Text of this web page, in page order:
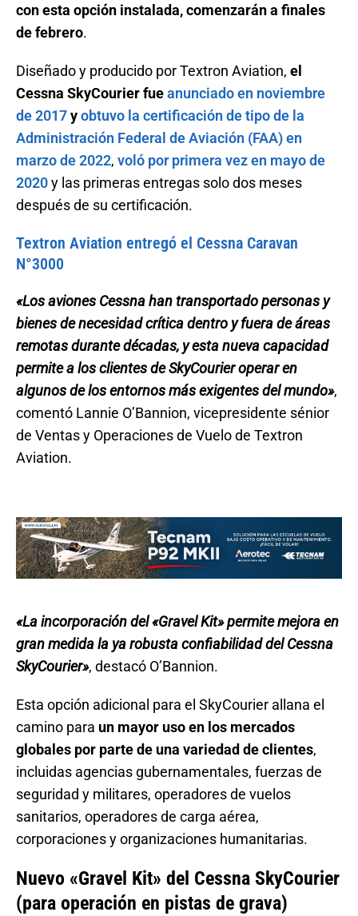
con esta opción instalada, comenzarán a finales
de febrero.
Diseñado y producido por Textron Aviation, el
Cessna SkyCourier fueanunciado en noviembre
de 2017yobtuvo la certificación de tipo de la
Administración Federal de Aviación (FAA) en
marzo de 2022, voló por primera vez en mayo de
2020y las primeras entregas solo dos meses
después de su certificación.
Textron Aviation entregó el Cessna Caravan
N°3000
«Los aviones Cessna han transportado personas y
bienes de necesidad crítica dentro y fuera de áreas
remotas durante décadas, y esta nueva capacidad
permite a los clientes de SkyCourier operar en
algunos de los entornos más exigentes del mundo»,
comentó Lannie O’Bannion, vicepresidente sénior
de Ventas y Operaciones de Vuelo de Textron
Aviation.
«La incorporación del «Gravel Kit» permite mejora en
gran medida la ya robusta confiabilidad del Cessna
SkyCourier», destacó O’Bannion.
Esta opción adicional para el SkyCourier allana el
camino para un mayor uso en los mercados
globales por parte de una variedad de clientes,
incluidas agencias gubernamentales, fuerzas de
seguridad y militares, operadores de vuelos
sanitarios, operadores de carga aérea,
corporaciones y organizaciones humanitarias.
Nuevo «Gravel Kit» del Cessna SkyCourier
(para operación en pistas de grava)